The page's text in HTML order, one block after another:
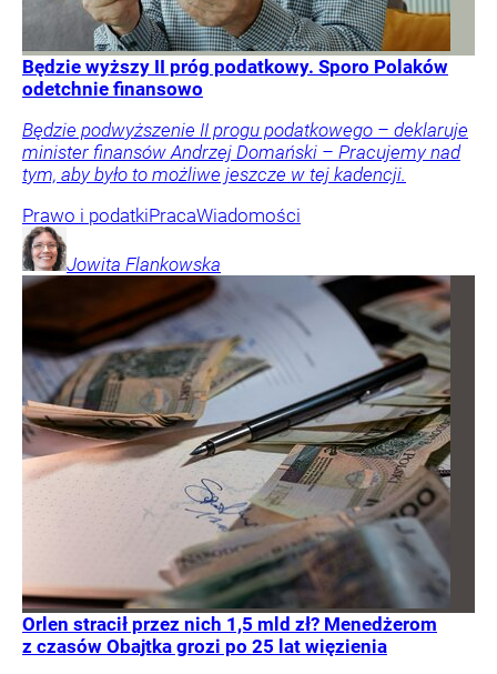
Będzie wyższy II próg podatkowy. Sporo Polaków
odetchnie finansowo
Będzie podwyższenie II progu podatkowego – deklaruje
minister finansów Andrzej Domański – Pracujemy nad
tym, aby było to możliwe jeszcze w tej kadencji.
Prawo i podatkiPracaWiadomości
Jowita Flankowska
Orlen stracił przez nich 1,5 mld zł? Menedżerom
z czasów Obajtka grozi po 25 lat więzienia